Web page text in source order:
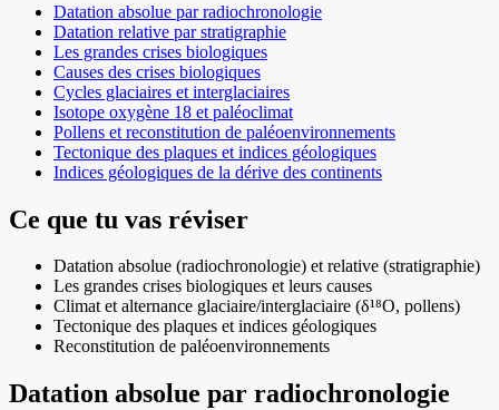
Datation absolue par radiochronologie
Datation relative par stratigraphie
Les grandes crises biologiques
Causes des crises biologiques
Cycles glaciaires et interglaciaires
Isotope oxygène 18 et paléoclimat
Pollens et reconstitution de paléoenvironnements
Tectonique des plaques et indices géologiques
Indices géologiques de la dérive des continents
Ce que tu vas réviser
Datation absolue (radiochronologie) et relative (stratigraphie)
Les grandes crises biologiques et leurs causes
Climat et alternance glaciaire/interglaciaire (δ¹⁸O, pollens)
Tectonique des plaques et indices géologiques
Reconstitution de paléoenvironnements
Datation absolue par radiochronologie